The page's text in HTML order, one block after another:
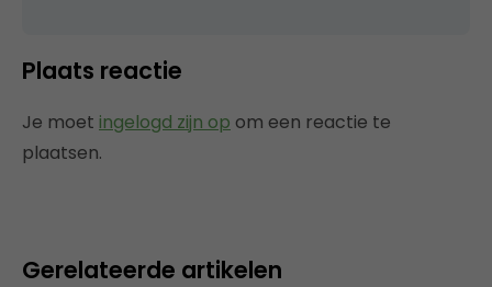
Plaats reactie
Je moet ingelogd zijn op om een reactie te
plaatsen.
Gerelateerde artikelen